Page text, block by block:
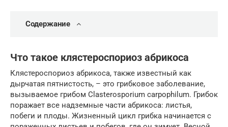
Содержание
Что такое клястероспориоз абрикоса
Клястероспориоз абрикоса, также известный как
дырчатая пятнистость, – это грибковое заболевание,
вызываемое грибом Clasterosporium carpophilum. Грибок
поражает все надземные части абрикоса: листья,
побеги и плоды. Жизненный цикл грибка начинается с